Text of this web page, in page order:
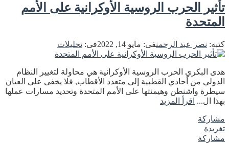
تأثير الحرب الروسية الأوكرانية على الأمم
المتحدة
كتبه: نصر عبد الرحمنفى: مايو 14, 2022 فى: تحليلات
هدى البكري الحرب الروسية الأوكرانية هي محاولة لتغيير النظام
الدولي من أحادي القطبية إلى متعدد الأقطاب, فلا يخفى على العيان
سيطرة واشنطن وهيمنتها على الأمم المتحدة وتحديد مسارات عملها
بهذا ال... اقرأ المزيد
مشاركة
تغريدة
مشاركة